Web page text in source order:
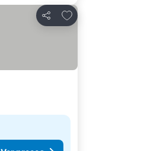
Partilhar
Adicionar aos favoritos